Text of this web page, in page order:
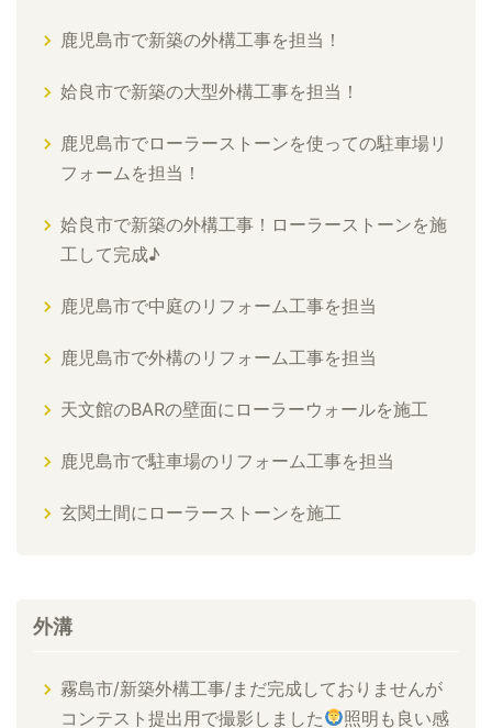
鹿児島市で新築の外構工事を担当！
姶良市で新築の大型外構工事を担当！
鹿児島市でローラーストーンを使っての駐車場リ
フォームを担当！
姶良市で新築の外構工事！ローラーストーンを施
工して完成♪
鹿児島市で中庭のリフォーム工事を担当
鹿児島市で外構のリフォーム工事を担当
天文館のBARの壁面にローラーウォールを施工
鹿児島市で駐車場のリフォーム工事を担当
玄関土間にローラーストーンを施工
外溝
霧島市/新築外構工事/まだ完成しておりませんが
コンテスト提出用で撮影しました
照明も良い感